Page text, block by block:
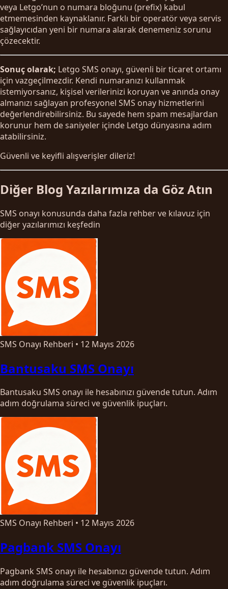
veya Letgo’nun o numara bloğunu (prefix) kabul
etmemesinden kaynaklanır. Farklı bir operatör veya servis
sağlayıcıdan yeni bir numara alarak denemeniz sorunu
çözecektir.
Sonuç olarak; Letgo SMS onayı, güvenli bir ticaret ortamı
için vazgeçilmezdir. Kendi numaranızı kullanmak
istemiyorsanız, kişisel verilerinizi koruyan ve anında onay
almanızı sağlayan profesyonel SMS onay hizmetlerini
değerlendirebilirsiniz. Bu sayede hem spam mesajlardan
korunur hem de saniyeler içinde Letgo dünyasına adım
atabilirsiniz.
Güvenli ve keyifli alışverişler dileriz!
Diğer Blog Yazılarımıza da Göz Atın
SMS onayı konusunda daha fazla rehber ve kılavuz için
diğer yazılarımızı keşfedin
SMS Onayı Rehberi • 12 Mayıs 2026
Bantusaku SMS Onayı
Bantusaku SMS onayı ile hesabınızı güvende tutun. Adım
adım doğrulama süreci ve güvenlik ipuçları.
SMS Onayı Rehberi • 12 Mayıs 2026
Pagbank SMS Onayı
Pagbank SMS onayı ile hesabınızı güvende tutun. Adım
adım doğrulama süreci ve güvenlik ipuçları.